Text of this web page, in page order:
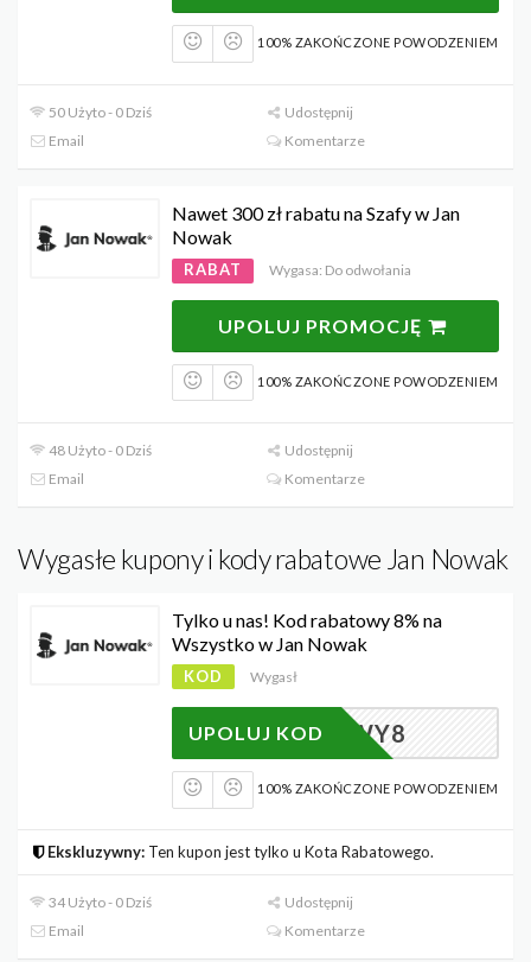
100% ZAKOŃCZONE POWODZENIEM
50 Użyto - 0 Dziś
Udostępnij
Email
Komentarze
Nawet 300 zł rabatu na Szafy w Jan
Nowak
RABAT Wygasa: Do odwołania
UPOLUJ PROMOCJĘ
100% ZAKOŃCZONE POWODZENIEM
48 Użyto - 0 Dziś
Udostępnij
Email
Komentarze
Wygasłe kupony i kody rabatowe Jan Nowak
Tylko u nas! Kod rabatowy 8% na
Wszystko w Jan Nowak
KOD Wygasł
ABATOWY8
UPOLUJ KOD
100% ZAKOŃCZONE POWODZENIEM
Ekskluzywny: Ten kupon jest tylko u Kota Rabatowego.
34 Użyto - 0 Dziś
Udostępnij
Email
Komentarze